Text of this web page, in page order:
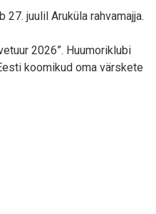
27. juulil Aruküla rahvamajja.
2026”. Huumoriklubi
koomikud oma värskete